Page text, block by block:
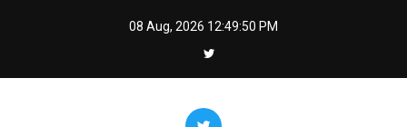
08 Aug, 2026 12:49:50 PM